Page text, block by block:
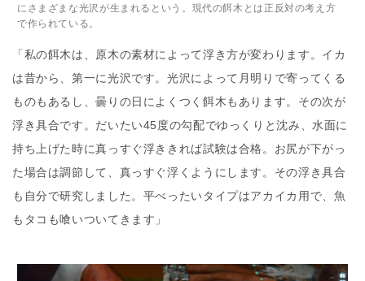
にさまざまな光沢が生まれるという。現代の餌木とは正反対の考え方
で作られている。
「私の餌木は、原木の素材によって浮き方が変わります。イカ
は昔から、第一に光沢です。光沢によって月明りで寄ってくる
ものもあるし、曇りの日によくつく餌木もあります。その次が
浮き具合です。だいたい45度の勾配でゆっくりと沈み、水面に
持ち上げた時に真っすぐ浮ききれば試験は合格。お尻が下がっ
た場合は調節して、真っすぐ浮くようにします。その浮き具合
も自分で研究しました。平べったいタイプはアカイカ用で、魚
もタコも喰いついてきます」